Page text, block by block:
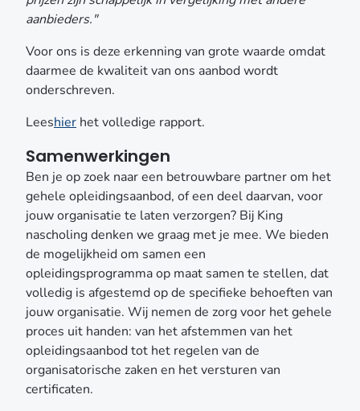
aanbieders."
Voor ons is deze erkenning van grote waarde omdat
daarmee de kwaliteit van ons aanbod wordt
onderschreven.
Leeshier het volledige rapport.
Samenwerkingen
Ben je op zoek naar een betrouwbare partner om het
gehele opleidingsaanbod, of een deel daarvan, voor
jouw organisatie te laten verzorgen? Bij King
nascholing denken we graag met je mee. We bieden
de mogelijkheid om samen een
opleidingsprogramma op maat samen te stellen, dat
volledig is afgestemd op de specifieke behoeften van
jouw organisatie. Wij nemen de zorg voor het gehele
proces uit handen: van het afstemmen van het
opleidingsaanbod tot het regelen van de
organisatorische zaken en het versturen van
certificaten.